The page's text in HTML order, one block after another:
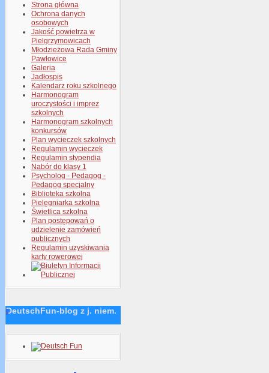
Strona główna
Ochrona danych
osobowych
Jakość powietrza w
Pielgrzymowicach
Młodzieżowa Rada Gminy
Pawłowice
Galeria
Jadłospis
Kalendarz roku szkolnego
Harmonogram
uroczystości i imprez
szkolnych
Harmonogram szkolnych
konkursów
Plan wycieczek szkolnych
Regulamin wycieczek
Regulamin stypendia
Nabór do klasy 1
Psycholog - Pedagog -
Pedagog specjalny
Biblioteka szkolna
Pielęgniarka szkolna
Świetlica szkolna
Plan postępowań o
udzielenie zamówień
publicznych
Regulamin uzyskiwania
karty rowerowej
DeutschFun-blog z j. niem.